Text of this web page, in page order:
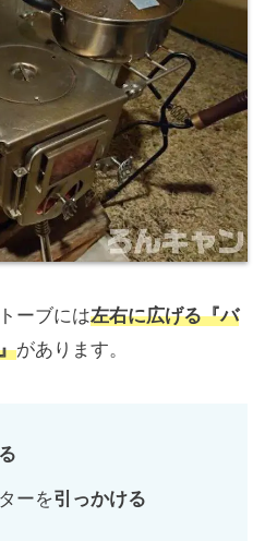
ーブには左右に広げる『バ
があります。
ーを引っかける